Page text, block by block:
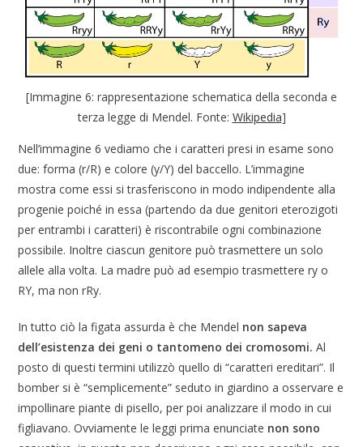
[Immagine 6: rappresentazione schematica della seconda e
terza legge di Mendel. Fonte: Wikipedia]
Nell’immagine 6 vediamo che i caratteri presi in esame sono
due: forma (r/R) e colore (y/Y) del baccello. L’immagine
mostra come essi si trasferiscono in modo indipendente alla
progenie poiché in essa (partendo da due genitori eterozigoti
per entrambi i caratteri) è riscontrabile ogni combinazione
possibile. Inoltre ciascun genitore può trasmettere un solo
allele alla volta. La madre può ad esempio trasmettere ry o
RY, ma non rRy.
In tutto ciò la figata assurda è che Mendel non sapeva
dell’esistenza dei geni o tantomeno dei cromosomi. Al
posto di questi termini utilizzò quello di “caratteri ereditari”. Il
bomber si è “semplicemente” seduto in giardino a osservare e
impollinare piante di pisello, per poi analizzare il modo in cui
figliavano. Ovviamente le leggi prima enunciate non sono